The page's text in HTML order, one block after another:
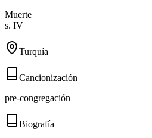
Muerte
s. IV
Turquía
Cancionización
pre-congregación
Biografía